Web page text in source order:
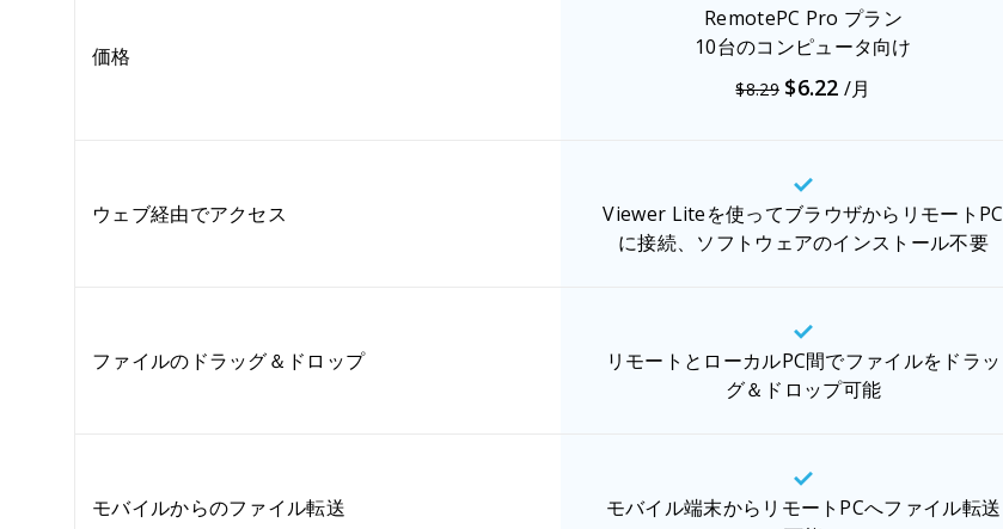
価格
RemotePC Pro プラン
10台のコンピュータ向け
$8.29 $6.22 /月
ウェブ経由でアクセス
Viewer Liteを使ってブラウザからリモートPC
に接続、ソフトウェアのインストール不要
ファイルのドラッグ＆ドロップ
リモートとローカルPC間でファイルをドラッ
グ＆ドロップ可能
モバイルからのファイル転送
モバイル端末からリモートPCへファイル転送